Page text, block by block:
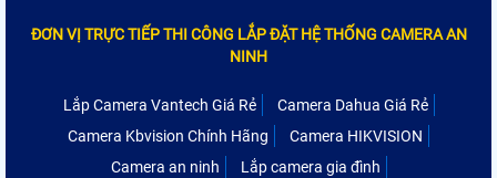
ĐƠN VỊ TRỰC TIẾP THI CÔNG LẮP ĐẶT HỆ THỐNG CAMERA AN
NINH
Lắp Camera Vantech Giá Rẻ
Camera Dahua Giá Rẻ
Camera Kbvision Chính Hãng
Camera HIKVISION
Camera an ninh
Lắp camera gia đình